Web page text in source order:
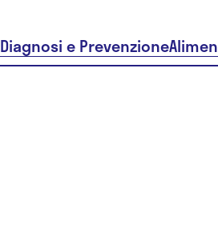
Diagnosi e Prevenzione